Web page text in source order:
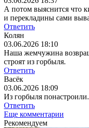
А потом выяснится что
и перекладины сами
Ответить
Колян
03.06.2026 18:10
Наша жемчужина
строят из горбыля.
Ответить
Васёк
03.06.2026 18:09
Из горбыля понастроили.
Ответить
Еще комментарии
Рекомендуем